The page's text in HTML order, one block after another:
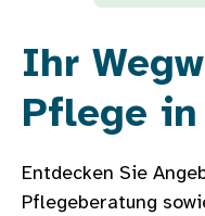
Ihr
Pflege in
Entdecken Sie
Pflegeberatung